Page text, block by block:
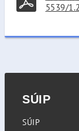
5539/
SÚIP
SÚIP